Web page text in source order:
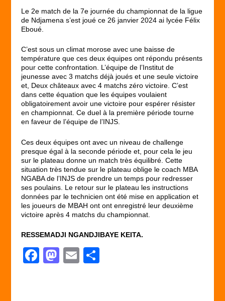
Le 2e match de la 7e journée du championnat de la ligue
de Ndjamena s’est joué ce 26 janvier 2024 ai lycée Félix
Eboué.
C’est sous un climat morose avec une baisse de
température que ces deux équipes ont répondu présents
pour cette confrontation. L’équipe de l’Institut de
jeunesse avec 3 matchs déjà joués et une seule victoire
et, Deux châteaux avec 4 matchs zéro victoire. C’est
dans cette équation que les équipes voulaient
obligatoirement avoir une victoire pour espérer résister
en championnat. Ce duel à la première période tourne
en faveur de l’équipe de l’INJS.
Ces deux équipes ont avec un niveau de challenge
presque égal à la seconde période et, pour cela le jeu
sur le plateau donne un match très équilibré. Cette
situation très tendue sur le plateau oblige le coach MBA
NGABA de l’INJS de prendre un temps pour redresser
ses poulains. Le retour sur le plateau les instructions
données par le technicien ont été mise en application et
les joueurs de MBAH ont ont enregistré leur deuxième
victoire après 4 matchs du championnat.
RESSEMADJI NGANDJIBAYE KEITA.
F
M
E